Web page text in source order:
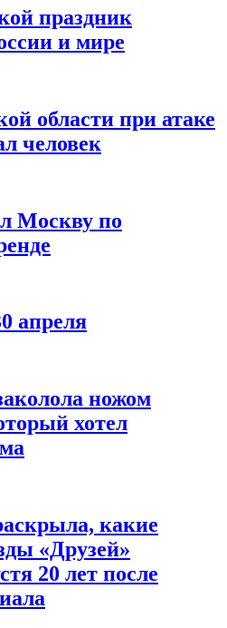
праздник
и мире
области при атаке
человек
Москву по
апреля
ножом
хотел
какие
«Друзей»
20 лет после